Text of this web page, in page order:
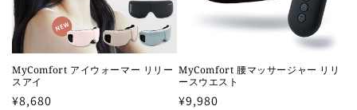
MyComfort アイウォーマー リリー
スアイ
通
¥8,680
MyComfort 腰マッサージャー リリ
ースウエスト
通
¥9,980